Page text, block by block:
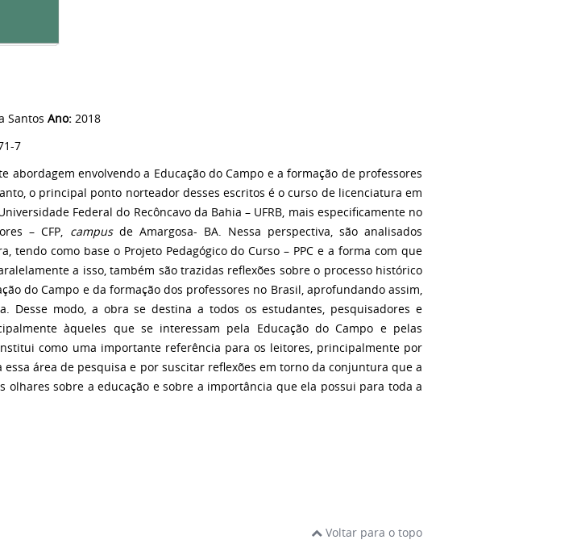
Santos Ano: 2018
7
abordagem envolvendo a Educação do Campo e a formação de professores
o principal ponto norteador desses escritos é o curso de licenciatura em
Federal do Recôncavo da Bahia – UFRB, mais especificamente no
– CFP, campus de Amargosa- BA. Nessa perspectiva, são analisados
tendo como base o Projeto Pedagógico do Curso – PPC e a forma com que
a isso, também são trazidas reflexões sobre o processo histórico
do Campo e da formação dos professores no Brasil, aprofundando assim,
Desse modo, a obra se destina a todos os estudantes, pesquisadores e
àqueles que se interessam pela Educação do Campo e pelas
como uma importante referência para os leitores, principalmente por
área de pesquisa e por suscitar reflexões em torno da conjuntura que a
olhares sobre a educação e sobre a importância que ela possui para toda a
Voltar para o topo